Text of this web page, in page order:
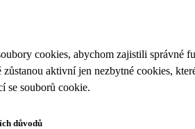
cookies, abychom zajistili
aktivní jen nezbytné cookies,
se souborů cookie.
důvodů